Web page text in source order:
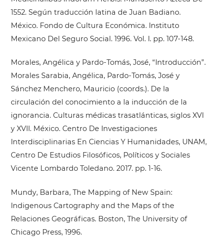
1552. Según traducción latina de Juan Badiano.
México. Fondo de Cultura Económica. Instituto
Mexicano Del Seguro Social. 1996. Vol. I. pp. 107-148.
Morales, Angélica y Pardo-Tomás, José, “Introducción”.
Morales Sarabia, Angélica, Pardo-Tomás, José y
Sánchez Menchero, Mauricio (coords.). De la
circulación del conocimiento a la inducción de la
ignorancia. Culturas médicas trasatlánticas, siglos XVI
y XVII. México. Centro De Investigaciones
Interdisciplinarias En Ciencias Y Humanidades, UNAM,
Centro De Estudios Filosóficos, Políticos y Sociales
Vicente Lombardo Toledano. 2017. pp. 1-16.
Mundy, Barbara, The Mapping of New Spain:
Indigenous Cartography and the Maps of the
Relaciones Geográficas. Boston, The University of
Chicago Press, 1996.